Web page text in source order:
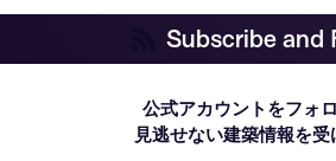
Subscribe and
公式アカウントをフォロ
見逃せない建築情報を受